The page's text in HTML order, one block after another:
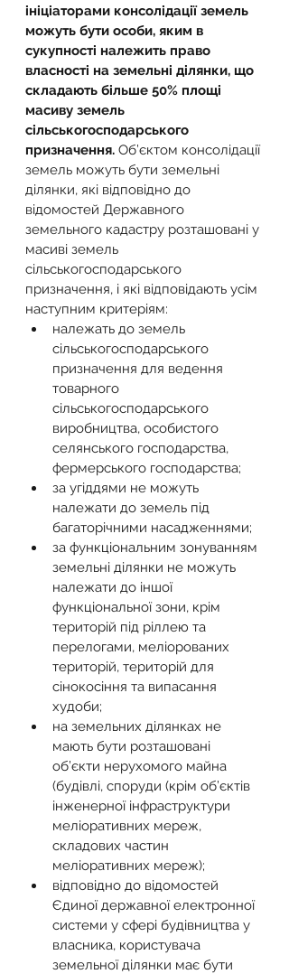
ініціаторами консолідації земель
можуть бути особи, яким в
сукупності належить право
власності на земельні ділянки, що
складають більше 50% площі
масиву земель
сільськогосподарського
призначення. Об’єктом консолідації
земель можуть бути земельні
ділянки, які відповідно до
відомостей Державного
земельного кадастру розташовані у
масиві земель
сільськогосподарського
призначення, і які відповідають усім
наступним критеріям:
належать до земель
сільськогосподарського
призначення для ведення
товарного
сільськогосподарського
виробництва, особистого
селянського господарства,
фермерського господарства;
за угіддями не можуть
належати до земель під
багаторічними насадженнями;
за функціональним зонуванням
земельні ділянки не можуть
належати до іншої
функціональної зони, крім
територій під ріллею та
перелогами, меліорованих
територій, територій для
сінокосіння та випасання
худоби;
на земельних ділянках не
мають бути розташовані
об’єкти нерухомого майна
(будівлі, споруди (крім об’єктів
інженерної інфраструктури
меліоративних мереж,
складових частин
меліоративних мереж);
відповідно до відомостей
Єдиної державної електронної
системи у сфері будівництва у
власника, користувача
земельної ділянки має бути